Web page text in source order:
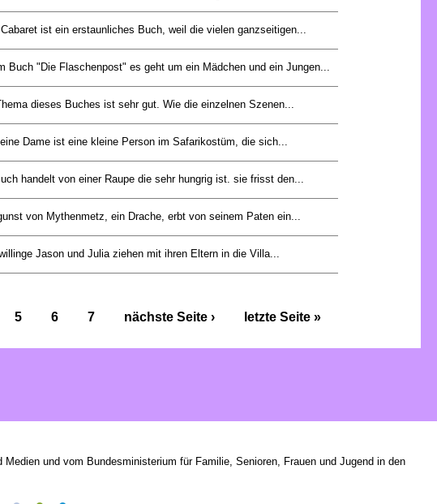
Cabaret ist ein erstaunliches Buch, weil die vielen ganzseitigen...
Buch "Die Flaschenpost" es geht um ein Mädchen und ein Jungen...
dieses Buches ist sehr gut. Wie die einzelnen Szenen...
Dame ist eine kleine Person im Safarikostüm, die sich...
handelt von einer Raupe die sehr hungrig ist. sie frisst den...
von Mythenmetz, ein Drache, erbt von seinem Paten ein...
Jason und Julia ziehen mit ihren Eltern in die Villa...
5 6 7 nächste Seite › letzte Seite »
und vom Bundesministerium für Familie, Senioren, Frauen und Jugend in den